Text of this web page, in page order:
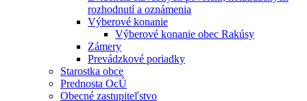
rozhodnutí a oznámenia
Výberové konanie
Výberové konanie obec Rakúsy
Zámery
Prevádzkové poriadky
Starostka obce
Prednosta OcÚ
Obecné zastupiteľstvo